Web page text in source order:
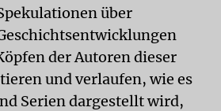
über
der Autoren dieser
und verlaufen, wie es
Serien dargestellt wird,